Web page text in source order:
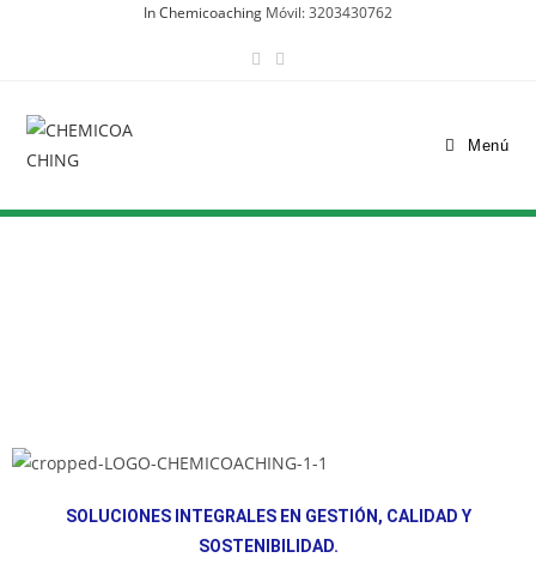
In Chemicoaching Móvil: 3203430762
Menú
SOLUCIONES INTEGRALES EN GESTIÓN, CALIDAD Y
SOSTENIBILIDAD.